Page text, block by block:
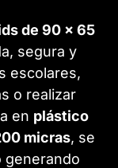
de 90 x 65
segura y
escolares,
o realizar
en plástico
micras, se
generando